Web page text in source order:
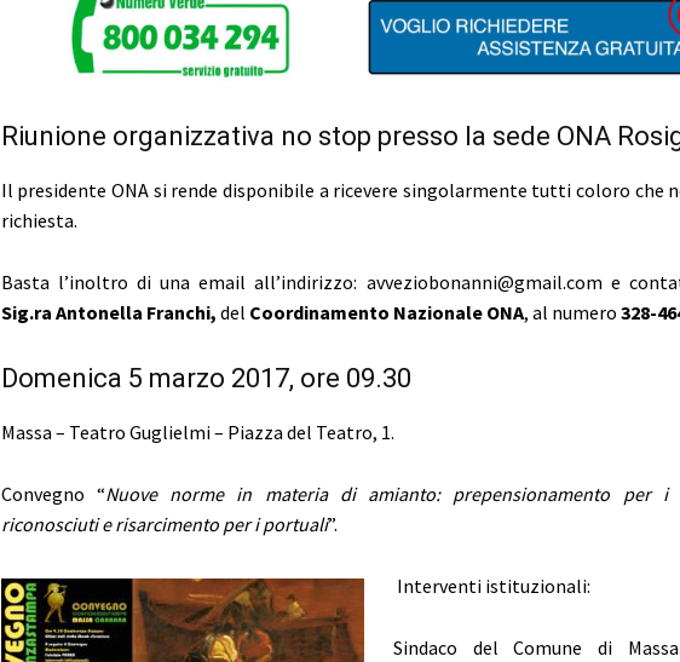
Riunione organizzativa no stop presso la sede ONA
Il presidente ONA si rende disponibile a ricevere singolarmente tutti coloro che
richiesta.
Basta l’inoltro di una email all’indirizzo: avveziobonanni@gmail.com e
Sig.ra Antonella Franchi, del Coordinamento Nazionale ONA, al numero 328-
Domenica 5 marzo 2017, ore 09.30
Massa – Teatro Guglielmi – Piazza del Teatro, 1.
Convegno “Nuove norme in materia di amianto: prepensionamento per i
riconosciuti e risarcimento per i portuali”.
Interventi istituzionali:
Sindaco del Comune di